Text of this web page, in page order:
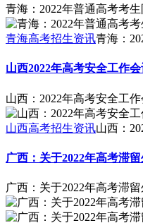
青海：2022年普通高考考
青海高考招生资讯青海：
山西2022年高考安全工作
山西：2022年高考安全工
山西高考招生资讯 山西：
广西：关于2022年高考滞
广西：关于2022年高考滞